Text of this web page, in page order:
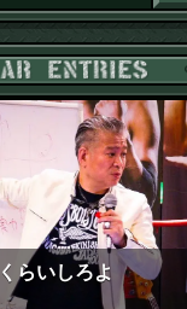
らいしろよ